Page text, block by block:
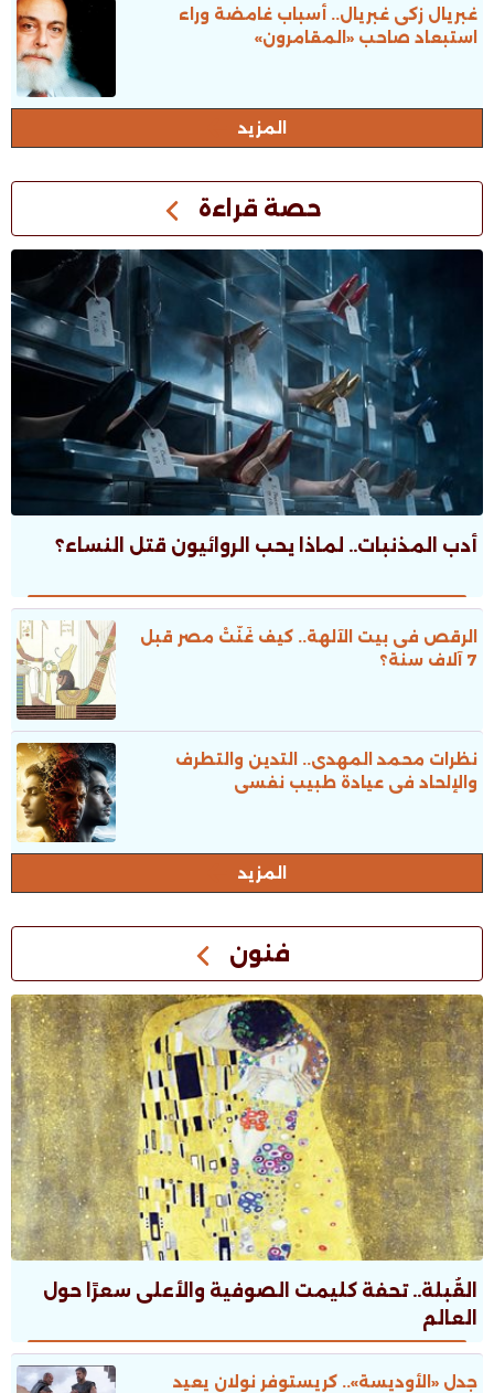
غبريال زكى غبريال.. أسباب غامضة وراء
استبعاد صاحب «المقامرون»
المزيد
حصة قراءة
أدب المذنبات.. لماذا يحب الروائيون قتل النساء؟
الرقص فى بيت الآلهة.. كيف غَنَّتْ مصر قبل
7 آلاف سنة؟
نظرات محمد المهدى.. التدين والتطرف
والإلحاد فى عيادة طبيب نفسى
المزيد
فنون
القُبلة.. تحفة كليمت الصوفية والأعلى سعرًا حول
العالم
جدل «الأوديسة».. كريستوفر نولان يعيد